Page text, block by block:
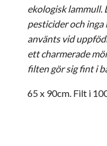
ekologisk lammull.
pesticider och
använts vid
ett charmerade
filten gör sig fint i
65 x 90cm. Filt i